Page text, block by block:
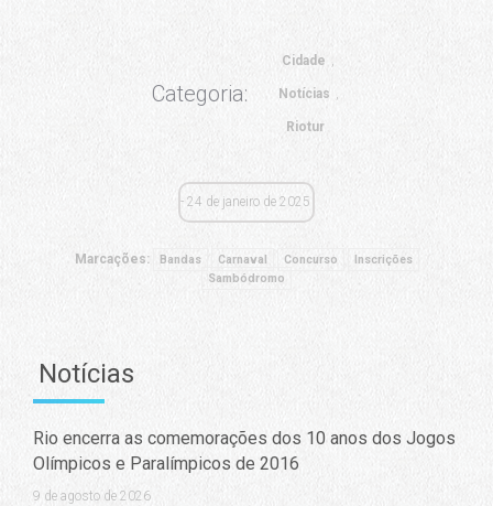
Categoria:
Cidade
Notícias
Riotur
24 de janeiro de 2025
Marcações: Bandas Carnaval Concurso
Inscrições
Sambódromo
Notícias
Rio encerra as comemorações dos 10 anos dos Jogos
Olímpicos e Paralímpicos de 2016
9 de agosto de 2026